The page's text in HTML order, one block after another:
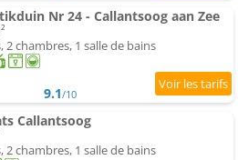
Nr 24 - Callantsoog aan Zee
2 chambres, 1 salle de bains
9.1/10
Callantsoog
2 chambres, 1 salle de bains